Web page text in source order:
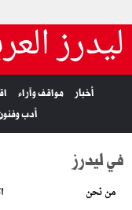
ليدرز
أخبار مواقف وآراء
أدب
في ليدرز
من نحن